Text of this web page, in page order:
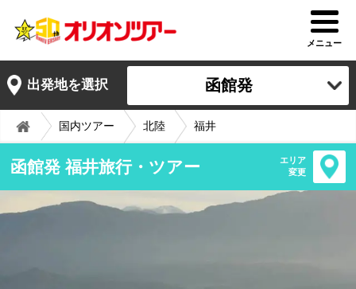
メニュー
出発地を選択 函館発
国内ツアー 北陸 福井
函館発 福井旅行・ツアー
エリア
変更